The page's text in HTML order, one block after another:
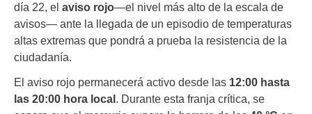
día 22, el aviso rojo—el nivel más alto de la escala de
avisos— ante la llegada de un episodio de temperaturas
altas extremas que pondrá a prueba la resistencia de la
ciudadanía.
El aviso rojo permanecerá activo desde las 12:00 hasta
las 20:00 hora local. Durante esta franja crítica, se